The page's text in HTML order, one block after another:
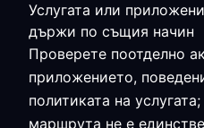
Услугата или
държи по същия начин
Проверете поотделно
приложението,
политиката на
маршрута не е